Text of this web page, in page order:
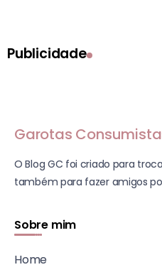
Publicidade
Garotas
O Blog GC foi criado para
também para fazer amigos
Sobre mim
Home